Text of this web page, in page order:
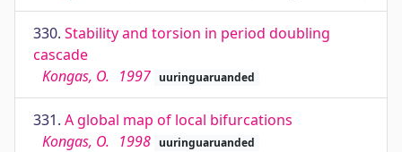
330. Stability and torsion in period doubling
cascade
Kongas, O. 1997 uuringuaruanded
331. A global map of local bifurcations
Kongas, O. 1998 uuringuaruanded